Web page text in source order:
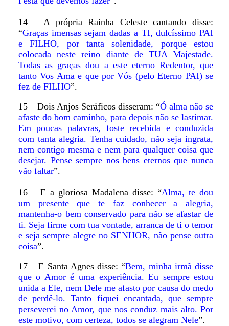
14 – A própria Rainha Celeste cantando disse:
“Graças imensas sejam dadas a TI, dulcíssimo PAI
e FILHO, por tanta solenidade, porque estou
colocada neste reino diante de TUA Majestade.
Todas as graças dou a este eterno Redentor, que
tanto Vos Ama e que por Vós (pelo Eterno PAI) se
fez de FILHO”.
15 – Dois Anjos Seráficos disseram: “Ó alma não se
afaste do bom caminho, para depois não se lastimar.
Em poucas palavras, foste recebida e conduzida
com tanta alegria. Tenha cuidado, não seja ingrata,
nem contigo mesma e nem para qualquer coisa que
desejar. Pense sempre nos bens eternos que nunca
vão faltar”.
16 – E a gloriosa Madalena disse: “Alma, te dou
um presente que te faz conhecer a alegria,
mantenha-o bem conservado para não se afastar de
ti. Seja firme com tua vontade, arranca de ti o temor
e seja sempre alegre no SENHOR, não pense outra
coisa”.
17 – E Santa Agnes disse: “Bem, minha irmã disse
que o Amor é uma experiência. Eu sempre estou
unida a Ele, nem Dele me afasto por causa do medo
de perdê-lo. Tanto fiquei encantada, que sempre
perseverei no Amor, que nos conduz mais alto. Por
este motivo, com certeza, todos se alegram Nele”.